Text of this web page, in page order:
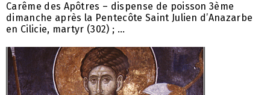
Carême des Apôtres – dispense de poisson 3ème
dimanche après la Pentecôte Saint Julien d’Anazarbe
en Cilicie, martyr (302) ; ...